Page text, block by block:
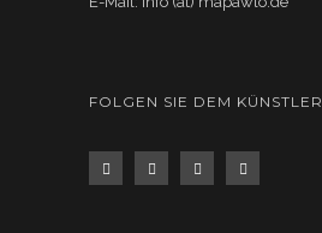
FOLGEN SIE DEM KÜNSTLER